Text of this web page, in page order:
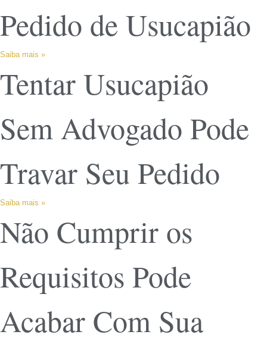
Pedido de Usucapião
Saiba mais »
Tentar Usucapião
Sem Advogado Pode
Travar Seu Pedido
Saiba mais »
Não Cumprir os
Requisitos Pode
Acabar Com Sua